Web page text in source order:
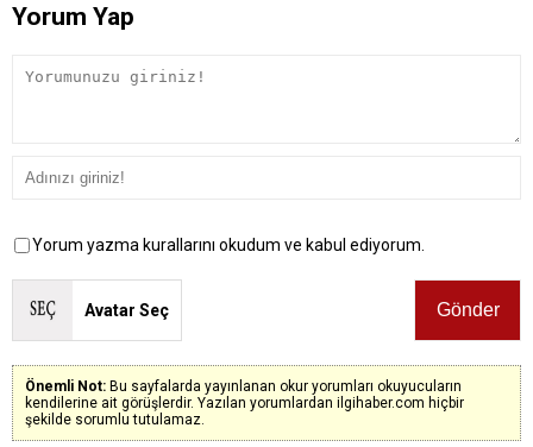
Yorum Yap
Yorum yazma kurallarını okudum ve kabul ediyorum.
Avatar Seç
Önemli Not: Bu sayfalarda yayınlanan okur yorumları okuyucuların
kendilerine ait görüşlerdir. Yazılan yorumlardan ilgihaber.com hiçbir
şekilde sorumlu tutulamaz.